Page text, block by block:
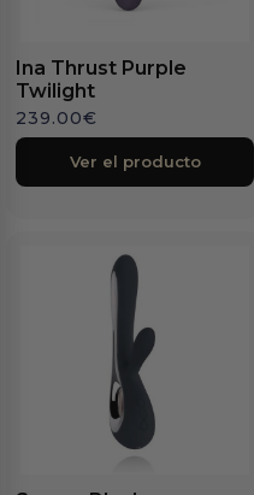
Ina Thrust Purple
Twilight
239.00€
Ver el producto